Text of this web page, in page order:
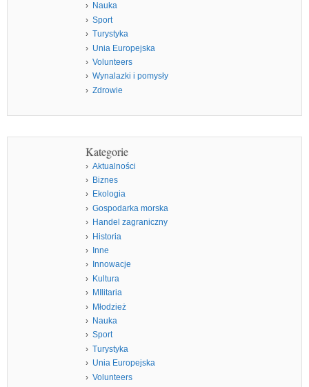
Nauka
Sport
Turystyka
Unia Europejska
Volunteers
Wynalazki i pomysły
Zdrowie
Kategorie
Aktualności
Biznes
Ekologia
Gospodarka morska
Handel zagraniczny
Historia
Inne
Innowacje
Kultura
MIlitaria
Młodzież
Nauka
Sport
Turystyka
Unia Europejska
Volunteers